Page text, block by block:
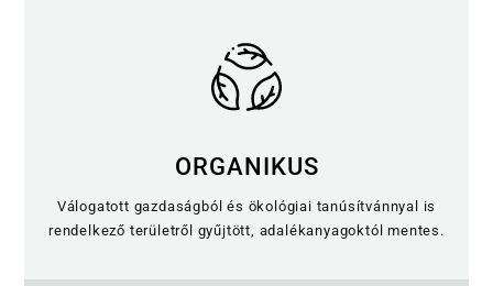
ORGANIKUS
Válogatott gazdaságból és ökológiai tanúsítvánnyal is
rendelkező területről gyűjtött, adalékanyagoktól mentes.